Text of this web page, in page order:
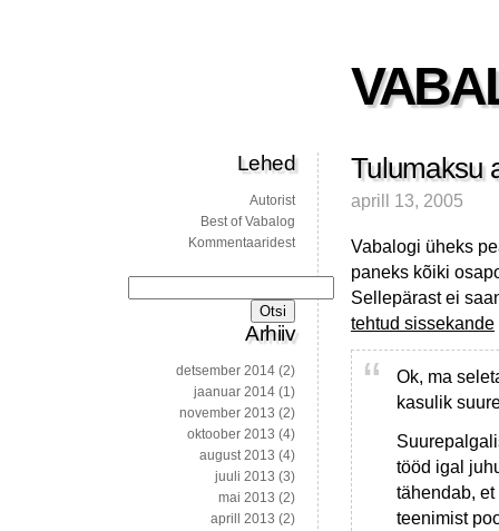
Tulumaksu
aprill 13, 2005
Vabalogi üheks
paneks kõiki
Sellepärast ei
tehtud sissekande
Ok, ma
kasulik
tööd igal
tähendab,
teenimist
Lehed
Autorist
Best of Vabalog
Kommentaaridest
Arhiiv
detsember 2014 (2)
jaanuar 2014 (1)
november 2013 (2)
oktoober 2013 (4)
august 2013 (4)
juuli 2013 (3)
mai 2013 (2)
aprill 2013 (2)